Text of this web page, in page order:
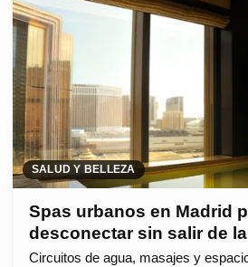
SALUD Y BELLEZA
Spas urbanos en Madrid
desconectar sin salir de
Circuitos de agua, masajes y